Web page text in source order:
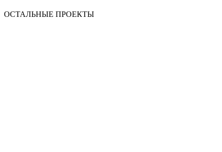
ОСТАЛЬНЫЕ ПРОЕКТЫ